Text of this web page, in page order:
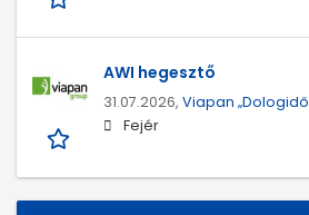
AWI hegesztő
31.07.2026, Viapan
Fejér